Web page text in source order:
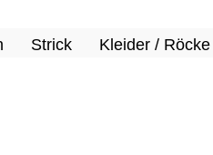
Strick Kleider / Röcke